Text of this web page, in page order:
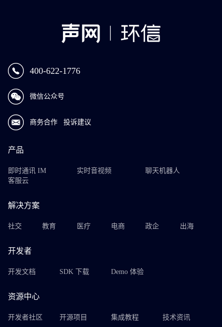
400-622-1776
微信公众号
商务合作 投诉建议
产品
即时通讯 IM 实时音视频
聊天机器人
客服云
解决方案
社交 教育 医疗 电商 政企 出海
开发者
开发文档 SDK 下载 Demo 体验
资源中心
开发者社区 开源项目 集成教程 技术资讯